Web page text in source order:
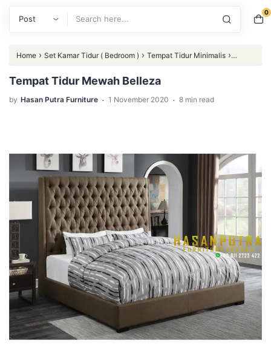
0
Home › Set Kamar Tidur ( Bedroom ) › Tempat Tidur Minimalis ›
Tempat Tidur Mewah Belleza
Tempat Tidur Mewah Belleza
by Hasan Putra Furniture . 1 November 2020 . 8 min read